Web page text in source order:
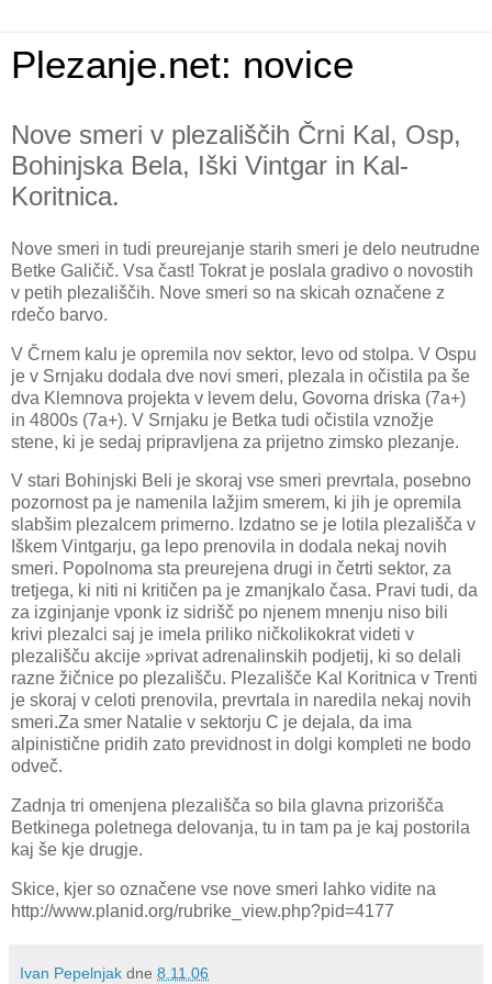
Plezanje.net: novice
Nove smeri v plezališčih Črni Kal, Osp,
Bohinjska Bela, Iški Vintgar in Kal-
Koritnica.
Nove smeri in tudi preurejanje starih smeri je delo neutrudne
Betke Galičič. Vsa čast! Tokrat je poslala gradivo o novostih
v petih plezališčih. Nove smeri so na skicah označene z
rdečo barvo.
V Črnem kalu je opremila nov sektor, levo od stolpa. V Ospu
je v Srnjaku dodala dve novi smeri, plezala in očistila pa še
dva Klemnova projekta v levem delu, Govorna driska (7a+)
in 4800s (7a+). V Srnjaku je Betka tudi očistila vznožje
stene, ki je sedaj pripravljena za prijetno zimsko plezanje.
V stari Bohinjski Beli je skoraj vse smeri prevrtala, posebno
pozornost pa je namenila lažjim smerem, ki jih je opremila
slabšim plezalcem primerno. Izdatno se je lotila plezališča v
Iškem Vintgarju, ga lepo prenovila in dodala nekaj novih
smeri. Popolnoma sta preurejena drugi in četrti sektor, za
tretjega, ki niti ni kritičen pa je zmanjkalo časa. Pravi tudi, da
za izginjanje vponk iz sidrišč po njenem mnenju niso bili
krivi plezalci saj je imela priliko ničkolikokrat videti v
plezališču akcije »privat adrenalinskih podjetij, ki so delali
razne žičnice po plezališču. Plezališče Kal Koritnica v Trenti
je skoraj v celoti prenovila, prevrtala in naredila nekaj novih
smeri.Za smer Natalie v sektorju C je dejala, da ima
alpinistične pridih zato previdnost in dolgi kompleti ne bodo
odveč.
Zadnja tri omenjena plezališča so bila glavna prizorišča
Betkinega poletnega delovanja, tu in tam pa je kaj postorila
kaj še kje drugje.
Skice, kjer so označene vse nove smeri lahko vidite na
http://www.planid.org/rubrike_view.php?pid=4177
Ivan Pepelnjak dne 8.11.06